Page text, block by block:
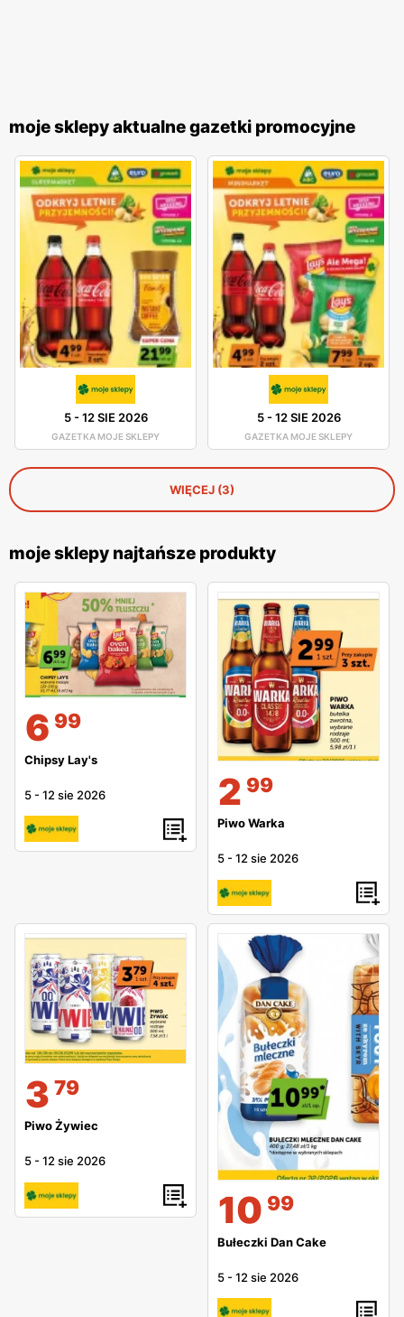
moje sklepy aktualne gazetki promocyjne
5-12 SIE 2026
GAZETKA MOJE SKLEPY
5-12 SIE 2026
GAZETKA MOJE SKLEPY
WIĘCEJ (3)
moje sklepy najtańsze produkty
6 99
Chipsy Lay's
5 -12 sie 2026 2 99
Piwo Warka
5 -12 sie 2026
3 79
Piwo Żywiec
5 -12 sie 2026
10 99
Bułeczki Dan Cake
5 -12 sie 2026